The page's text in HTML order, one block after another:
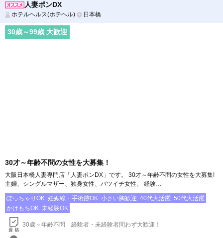
人妻ポンDX
ホテルヘルス(ホテヘル) 日本橋
30歳～99歳 大歓迎
30才～年齢不問の女性を大募集！
大阪日本橋人妻専門店「人妻ポンDX」です。 30才～年齢不問の女性を大募集!
主婦、シングルマザー、独身女性、バツイチ女性、 経験…
ぽっちゃりOK 妊娠線・手術跡OK 小さい胸歓迎 40代大活躍 50代大活躍
かけもちOK 未経験OK
30歳～年齢不問 経験者・未経験者問わず大歓迎！